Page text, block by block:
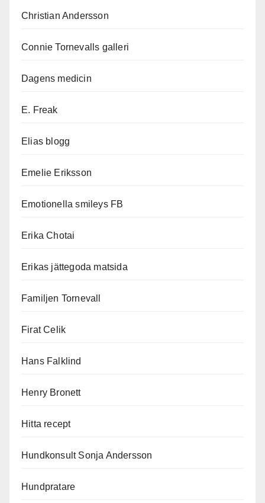
Christian Andersson
Connie Tornevalls galleri
Dagens medicin
E. Freak
Elias blogg
Emelie Eriksson
Emotionella smileys FB
Erika Chotai
Erikas jättegoda matsida
Familjen Tornevall
Firat Celik
Hans Falklind
Henry Bronett
Hitta recept
Hundkonsult Sonja Andersson
Hundpratare